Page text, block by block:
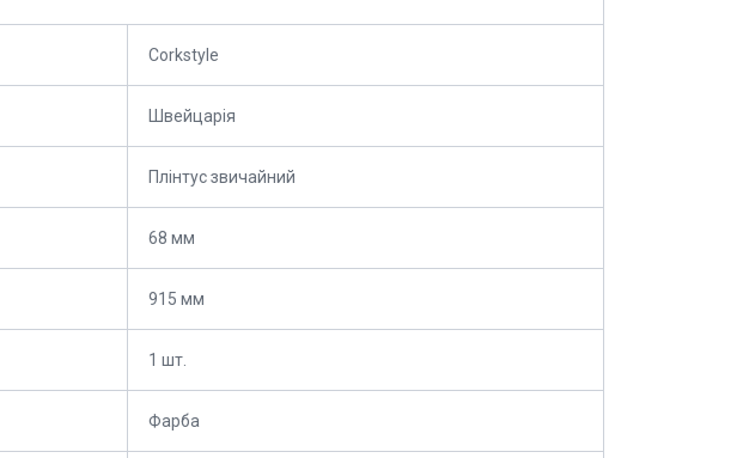
Corkstyle
Швейцарія
Плінтус звичайний
68 мм
915 мм
1 шт.
Фарба